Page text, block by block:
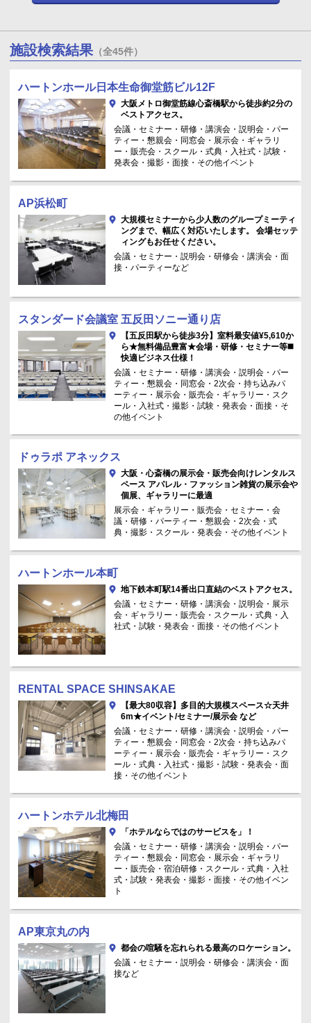
施設検索結果 （全45件）
ハートンホール日本生命御堂筋ビル12F
大阪メトロ御堂筋線心斎橋駅から徒歩約2分の
ベストアクセス。
会議・セミナー・研修・講演会・説明会・パー
ティー・懇親会・同窓会・展示会・ギャラリ
ー・販売会・スクール・式典・入社式・試験・
発表会・撮影・面接・その他イベント
AP浜松町
大規模セミナーから少人数のグループミーティ
ングまで、幅広く対応いたします。 会場セッテ
ィングもお任せください。
会議・セミナー・説明会・研修会・講演会・面
接・パーティーなど
スタンダード会議室 五反田ソニー通り店
【五反田駅から徒歩3分】室料最安値¥5,610か
ら★無料備品豊富★会場・研修・セミナー等◼️
快適ビジネス仕様！
会議・セミナー・研修・講演会・説明会・パー
ティー・懇親会・同窓会・2次会・持ち込みパ
ーティー・展示会・販売会・ギャラリー・スク
ール・入社式・撮影・試験・発表会・面接・そ
の他イベント
ドゥラポ アネックス
大阪・心斎橋の展示会・販売会向けレンタルス
ペース アパレル・ファッション雑貨の展示会や
個展、ギャラリーに最適
展示会・ギャラリー・販売会・セミナー・会
議・研修・パーティー・懇親会・2次会・式
典・撮影・スクール・発表会・その他イベント
ハートンホール本町
地下鉄本町駅14番出口直結のベストアクセス。
会議・セミナー・研修・講演会・説明会・展示
会・ギャラリー・販売会・スクール・式典・入
社式・試験・発表会・面接・その他イベント
RENTAL SPACE SHINSAKAE
【最大80収容】多目的大規模スペース☆天井
6m★イベント/セミナー/展示会 など
会議・セミナー・研修・講演会・説明会・パー
ティー・懇親会・同窓会・2次会・持ち込みパ
ーティー・展示会・販売会・ギャラリー・スク
ール・式典・入社式・撮影・試験・発表会・面
接・その他イベント
ハートンホテル北梅田
「ホテルならではのサービスを」！
会議・セミナー・研修・講演会・説明会・パー
ティー・懇親会・同窓会・展示会・ギャラリ
ー・販売会・宿泊研修・スクール・式典・入社
式・試験・発表会・撮影・面接・その他イベン
ト
AP東京丸の内
都会の喧騒を忘れられる最高のロケーション。
会議・セミナー・説明会・研修会・講演会・面
接など